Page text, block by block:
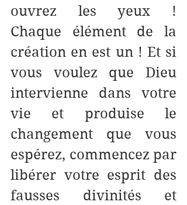
ouvrez les yeux !
Chaque élément de la
création en est un ! Et si
vous voulez que Dieu
intervienne dans votre
vie et produise le
changement que vous
espérez, commencez par
libérer votre esprit des
fausses divinités et